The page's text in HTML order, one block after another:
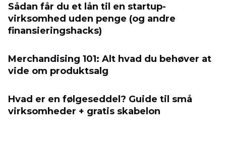
Sådan får du et lån til en startup-
virksomhed uden penge (og andre
finansieringshacks)
Merchandising 101: Alt hvad du behøver at
vide om produktsalg
Hvad er en følgeseddel? Guide til små
virksomheder + gratis skabelon